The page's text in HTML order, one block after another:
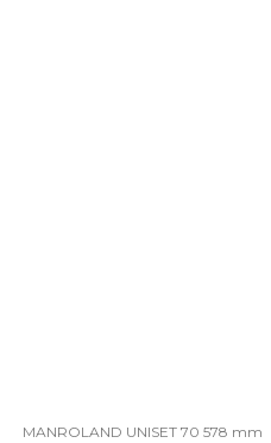
MANROLAND UNISET 70 578 mm